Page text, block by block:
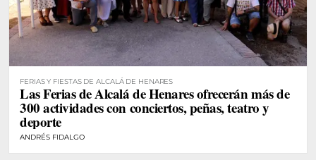
FERIAS Y FIESTAS DE ALCALÁ DE HENARES
Las Ferias de Alcalá de Henares ofrecerán más de
300 actividades con conciertos, peñas, teatro y
deporte
ANDRÉS FIDALGO